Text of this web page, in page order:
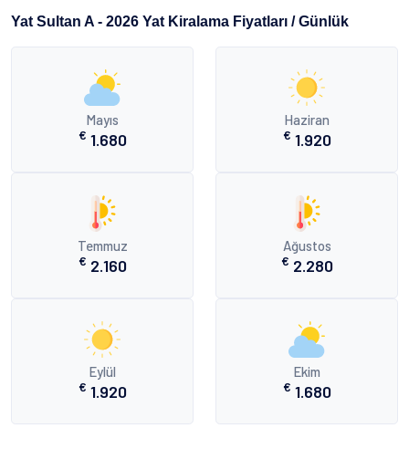
Yat Sultan A - 2026 Yat Kiralama Fiyatları / Günlük
Mayıs
€ 1.680
Haziran
€ 1.920
Temmuz
€ 2.160
Ağustos
€ 2.280
Eylül
€ 1.920
Ekim
€ 1.680